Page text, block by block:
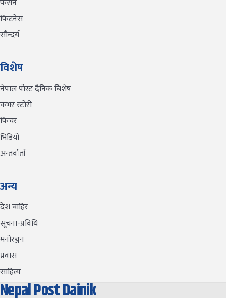
फिटनेस
सौन्दर्य
विशेष
नेपाल पोस्ट दैनिक बिशेष
कभर स्टोरी
फिचर
भिडियो
अन्तर्वार्ता
अन्य
देश बाहिर
सूचना-प्रविधि
मनोरञ्जन
प्रवास
साहित्य
Nepal Post Dainik